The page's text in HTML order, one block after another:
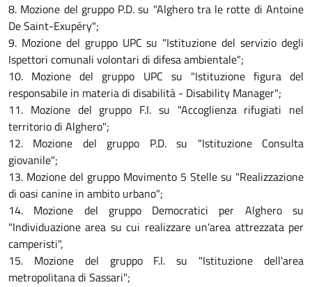
8. Mozione del gruppo P.D. su "Alghero tra le rotte di Antoine
De Saint-Exupéry";
9. Mozione del gruppo UPC su "Istituzione del servizio degli
Ispettori comunali volontari di difesa ambientale";
10. Mozione del gruppo UPC su "Istituzione figura del
responsabile in materia di disabilità - Disability Manager";
11. Mozione del gruppo F.I. su "Accoglienza rifugiati nel
territorio di Alghero";
12. Mozione del gruppo P.D. su "Istituzione Consulta
giovanile";
13. Mozione del gruppo Movimento 5 Stelle su "Realizzazione
di oasi canine in ambito urbano";
14. Mozione del gruppo Democratici per Alghero su
"Individuazione area su cui realizzare un'area attrezzata per
camperisti",
15. Mozione del gruppo F.I. su "Istituzione dell'area
metropolitana di Sassari";